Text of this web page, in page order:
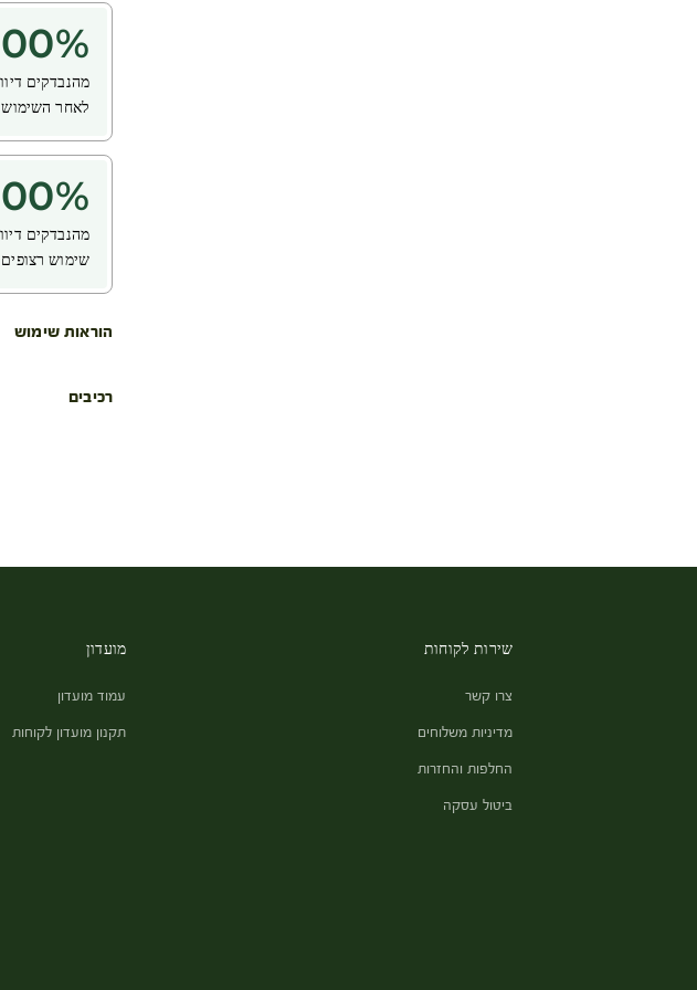
%
מהנבדקים
לאחר
%
מהנבדקים
שימוש רצופים
הוראות שימוש
רכיבים
שירות לקוחות
צרו קשר
מדיניות משלוחים
החלפות והחזרות
ביטול עסקה
מועדון
עמוד מועדון
תקנון מועדון לקוחות